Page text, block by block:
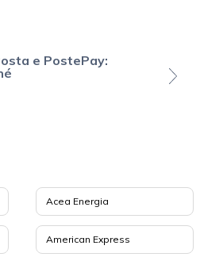
e PostePay:
Acea Energia
American Express